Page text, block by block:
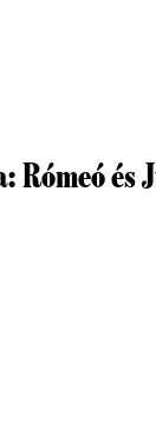
Rómeó és